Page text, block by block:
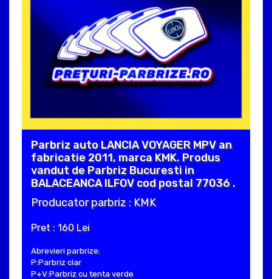
Parbriz auto LANCIA VOYAGER MPV an
fabricatie 2011, marca KMK. Produs
vandut de Parbriz Bucuresti in
BALACEANCA ILFOV cod postal 77036 .
Producator parbriz : KMK
Pret : 160 Lei
Abrevieri parbrize:
P:Parbriz clar
P+V:Parbriz cu tenta verde